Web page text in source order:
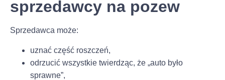
sprzedawcy na pozew
Sprzedawca może:
uznać część roszczeń,
odrzucić wszystkie twierdząc, że „auto było
sprawne”,